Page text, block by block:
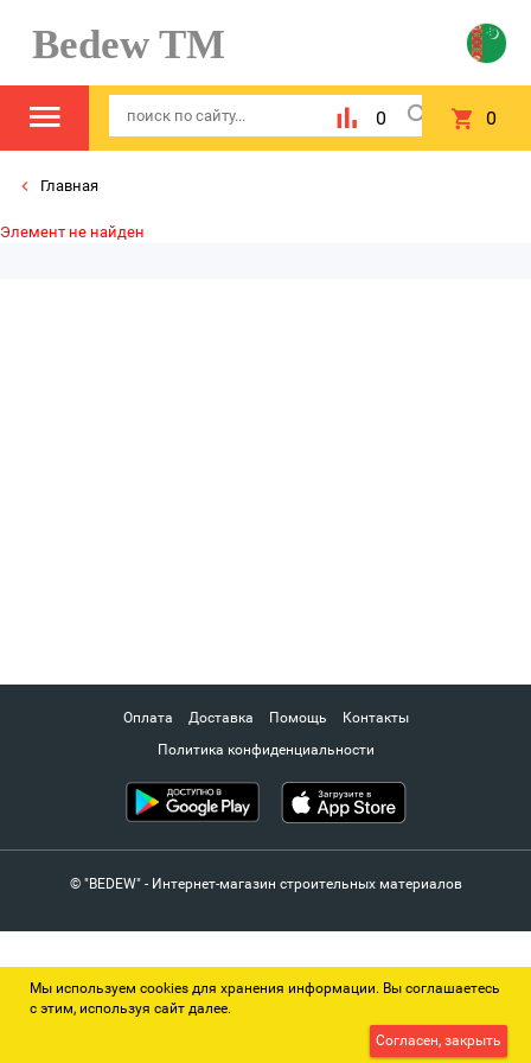
Bedew TM
0 0
Главная
Элемент не найден
Оплата Доставка Помощь
Контакты
Политика конфиденциальности
© "BEDEW" - Интернет-магазин строительных материалов
Мы используем cookies для хранения информации. Вы соглашаетесь
с этим, используя сайт далее.
Согласен, закрыть